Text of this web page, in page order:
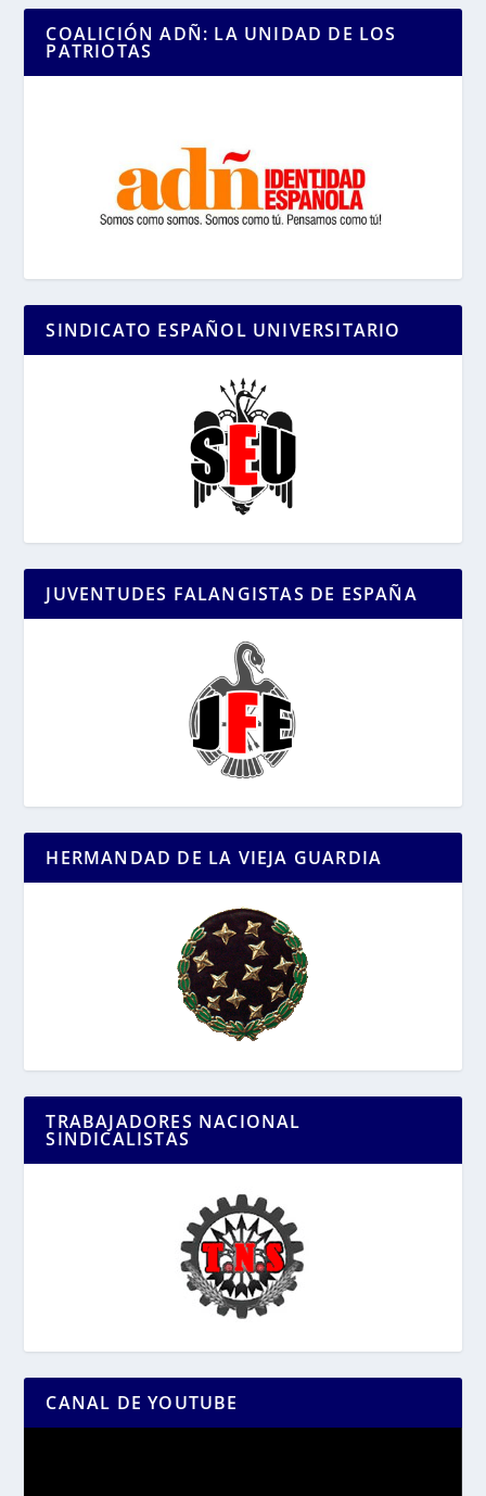
COALICIÓN ADÑ: LA UNIDAD DE LOS
PATRIOTAS
SINDICATO ESPAÑOL UNIVERSITARIO
JUVENTUDES FALANGISTAS DE ESPAÑA
HERMANDAD DE LA VIEJA GUARDIA
TRABAJADORES NACIONAL
SINDICALISTAS
CANAL DE YOUTUBE